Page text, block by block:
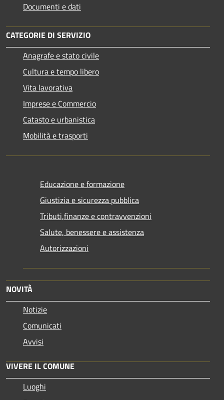
Documenti e dati
CATEGORIE DI SERVIZIO
Anagrafe e stato civile
Cultura e tempo libero
Vita lavorativa
Imprese e Commercio
Catasto e urbanistica
Mobilità e trasporti
Educazione e formazione
Giustizia e sicurezza pubblica
Tributi,finanze e contravvenzioni
Salute, benessere e assistenza
Autorizzazioni
NOVITÀ
Notizie
Comunicati
Avvisi
VIVERE IL COMUNE
Luoghi